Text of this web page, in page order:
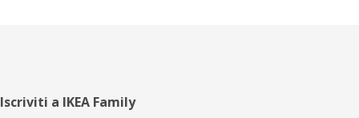
Piè
Iscriviti a IKEA Family